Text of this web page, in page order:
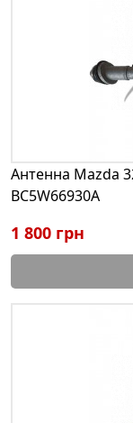
Антенна Mazda
BC5W66930A
1 800 грн